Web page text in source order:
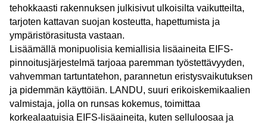
tehokkaasti rakennuksen julkisivut ulkoisilta vaikutteilta,
tarjoten kattavan suojan kosteutta, hapettumista ja
ympäristörasitusta vastaan.
Lisäämällä monipuolisia kemiallisia lisäaineita EIFS-
pinnoitusjärjestelmä tarjoaa paremman työstettävyyden,
vahvemman tartuntatehon, parannetun eristysvaikutuksen
ja pidemmän käyttöiän. LANDU, suuri erikoiskemikaalien
valmistaja, jolla on runsas kokemus, toimittaa
korkealaatuisia EIFS-lisäaineita, kuten selluloosaa ja